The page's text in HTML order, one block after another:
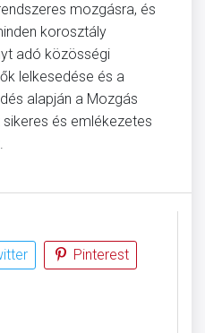
mozgásra, és
korosztály
adó közösségi
lelkesedése és a
alapján a Mozgás
sikeres és emlékezetes
Pinterest